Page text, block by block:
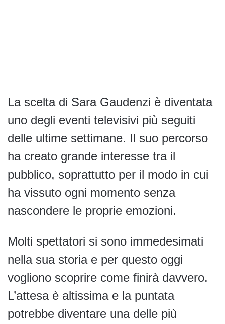
La scelta di Sara Gaudenzi è diventata
uno degli eventi televisivi più seguiti
delle ultime settimane. Il suo percorso
ha creato grande interesse tra il
pubblico, soprattutto per il modo in cui
ha vissuto ogni momento senza
nascondere le proprie emozioni.
Molti spettatori si sono immedesimati
nella sua storia e per questo oggi
vogliono scoprire come finirà davvero.
L’attesa è altissima e la puntata
potrebbe diventare una delle più